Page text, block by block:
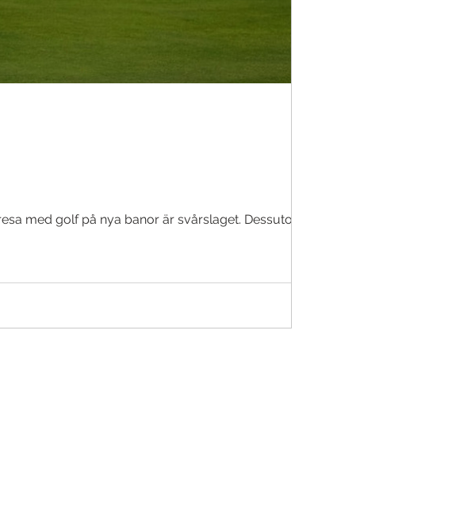
med golf på nya banor är svårslaget. Dessutom kan